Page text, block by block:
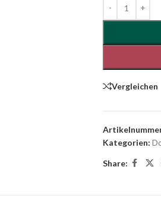
Vergleichen
Kategorien:
Share: